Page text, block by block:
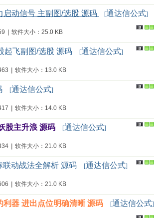
动信号 主副图/选股 源码 [通达信公式]
软件大小：25.0 KB
飞副图/选股 源码 [通达信公式]
软件大小：13.0 KB
[通达信公式]
软件大小：14.0 KB
股主升浪 源码 [通达信公式]
软件大小：21.0 KB
动战法全解析 源码 [通达信公式]
软件大小：21.0 KB
器 进出点位明确清晰 源码 [通达信公式]